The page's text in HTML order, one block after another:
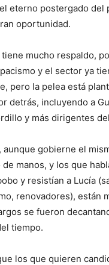
eterno postergado del
oportunidad.
tiene mucho respaldo,
y el sector ya
pero la pelea está
detrás, incluyendo a
y más dirigentes
aunque gobierne el
manos, y los que
y resistían a Lucía
renovadores), están
se fueron
tiempo.
los que quieren